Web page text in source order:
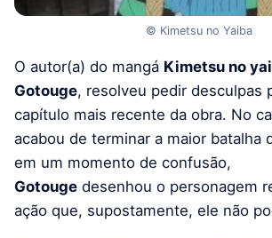
© Kimetsu no Yaiba
O autor(a) do mangá Kimetsu no
Gotouge, resolveu pedir desculpas
capítulo mais recente da obra. No
acabou de terminar a maior batalha
em um momento de confusão,
Gotouge desenhou o personagem
ação que, supostamente, ele não